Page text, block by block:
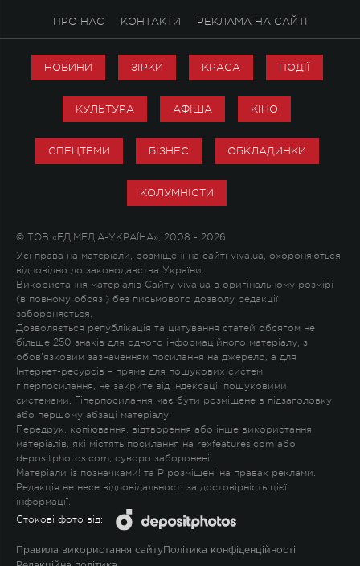
ПРО НАС КОНТАКТИ РЕКЛАМА НА САЙТІ
НОВИНИ ЗІРКИ КРАСА ПОДІЇ
КУЛЬТУРА АФІША КІНО
СПЕЦТЕМИ БІЗНЕС ОБКЛАДИНКИ
КОЛУМНІСТИ
© ТОВ «ЕДІМЕДІА-УКРАЇНА», 2008 - 2026
Усі права на матеріали, розміщені на сайті viva.ua, охороняються
відповідно до законодавства України.
Використання матеріалів Сайту viva.ua в оригінальному розмірі
(в повному обсязі) без письмового дозволу редакції
забороняється.
Дозволяється републікація та цитування статей обсягом не
більше 250 знаків для одного інформаційного матеріалу, з
обов'язковим зазначенням посилання на джерело, а для
Інтернет-ресурсів – пряме для пошукових систем
гіперпосилання, не закрите від індексації пошуковими
системами. Гіперпосилання має бути розміщене в підзаголовку
або першому абзаці матеріалу.
Передрук, копіювання, відтворення або інше використання
матеріалів, які містять посилання на rexfeatures.com або
depositphotos.com, суворо заборонені.
Матеріали із позначками! та P розміщені на правах реклами.
Редакція не несе відповідальності за достовірність цієї
інформації.
Стокові фото від:
Правила використання сайту Політика конфіденційності